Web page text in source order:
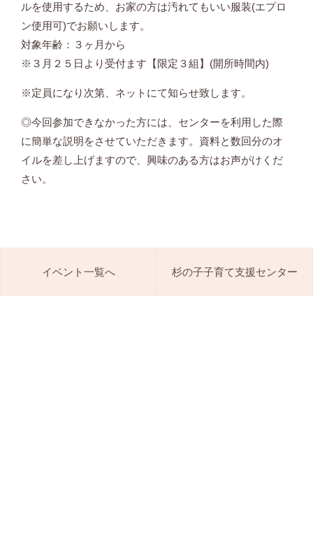
ルを使用するため、お家の方は汚れてもいい服装(エプロ
ン使用可)でお願いします。
対象年齢：３ヶ月から
※３月２５日より受付ます【限定３組】(開所時間内)
※定員になり次第、ネットにて知らせ致します。
◎今回参加できなかった方には、センターを利用した際
に簡単な説明をさせていただきます。資料と数回分のオ
イルを差し上げますので、興味のある方はお声がけくだ
さい。
イベント一覧へ 杉の子子育て支援センター